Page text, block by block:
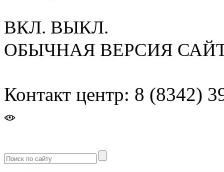
ВКЛ. ВЫКЛ.
ОБЫЧНАЯ ВЕРСИЯ
Контакт центр: 8 (8342)